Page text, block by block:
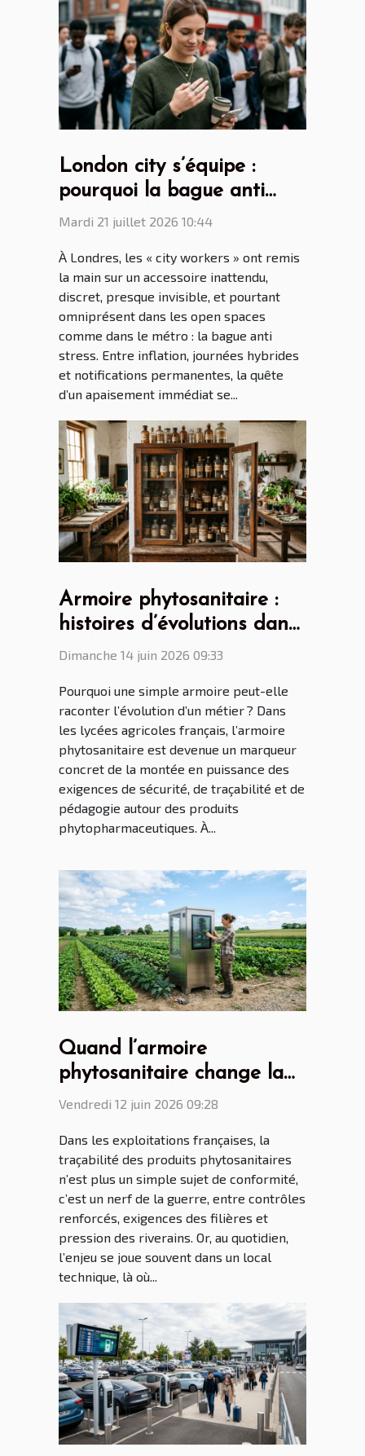
London city s’équipe :
pourquoi la bague anti
stress séduit les
Mardi 21 juillet 2026 10:44
À Londres, les « city workers » ont remis
la main sur un accessoire inattendu,
discret, presque invisible, et pourtant
omniprésent dans les open spaces
comme dans le métro : la bague anti
stress. Entre inflation, journées hybrides
et notifications permanentes, la quête
d’un apaisement immédiat se...
Armoire phytosanitaire :
histoires d’évolutions dans
les lycées agricoles
Dimanche 14 juin 2026 09:33
Pourquoi une simple armoire peut-elle
raconter l’évolution d’un métier ? Dans
les lycées agricoles français, l’armoire
phytosanitaire est devenue un marqueur
concret de la montée en puissance des
exigences de sécurité, de traçabilité et de
pédagogie autour des produits
phytopharmaceutiques. À...
Quand l’armoire
phytosanitaire change la
donne pour les agriculteurs
Vendredi 12 juin 2026 09:28
Dans les exploitations françaises, la
traçabilité des produits phytosanitaires
n’est plus un simple sujet de conformité,
c’est un nerf de la guerre, entre contrôles
renforcés, exigences des filières et
pression des riverains. Or, au quotidien,
l’enjeu se joue souvent dans un local
technique, là où...